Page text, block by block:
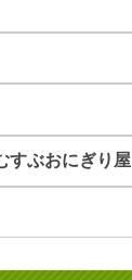
すぶおにぎり屋